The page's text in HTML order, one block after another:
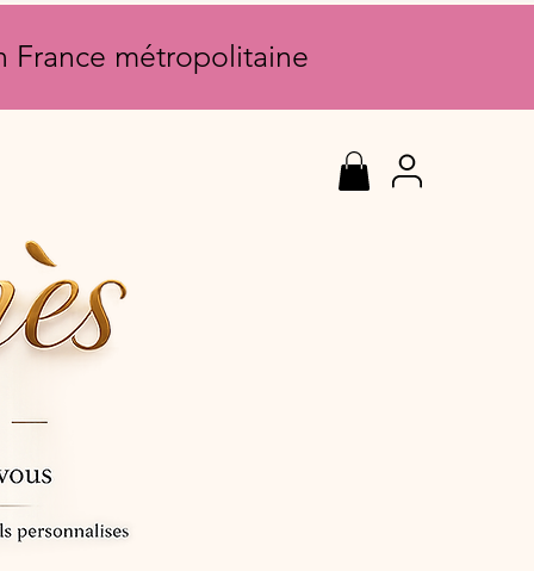
France métropolitaine